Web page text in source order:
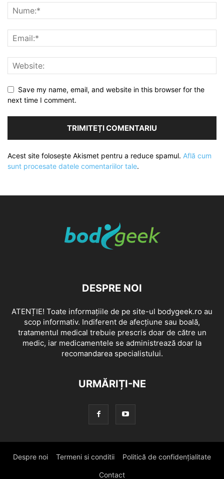
Save my name, email, and website in this browser for the
next time I comment.
Acest site folosește Akismet pentru a reduce spamul. Află cum
sunt procesate datele comentariilor tale.
DESPRE NOI
ATENȚIE! Toate informațiile de pe site-ul bodygeek.ro au
scop informativ. Indiferent de afecțiune sau boală,
tratamentul medical trebuie prescris doar de către un
medic, iar medicamentele se administrează doar la
recomandarea specialistului.
URMĂRIȚI-NE
Despre noi Termeni si conditii Politică de confidențialitate
Contact